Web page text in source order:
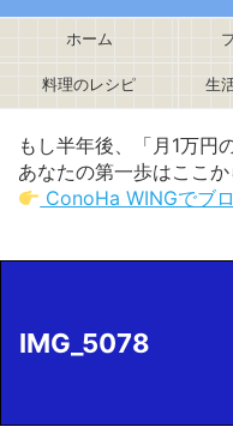
ホーム
料理のレシピ 生
もし半年後、「月1万円
あなたの第一歩はここか
ConoHa WINGでブ
IMG_5078